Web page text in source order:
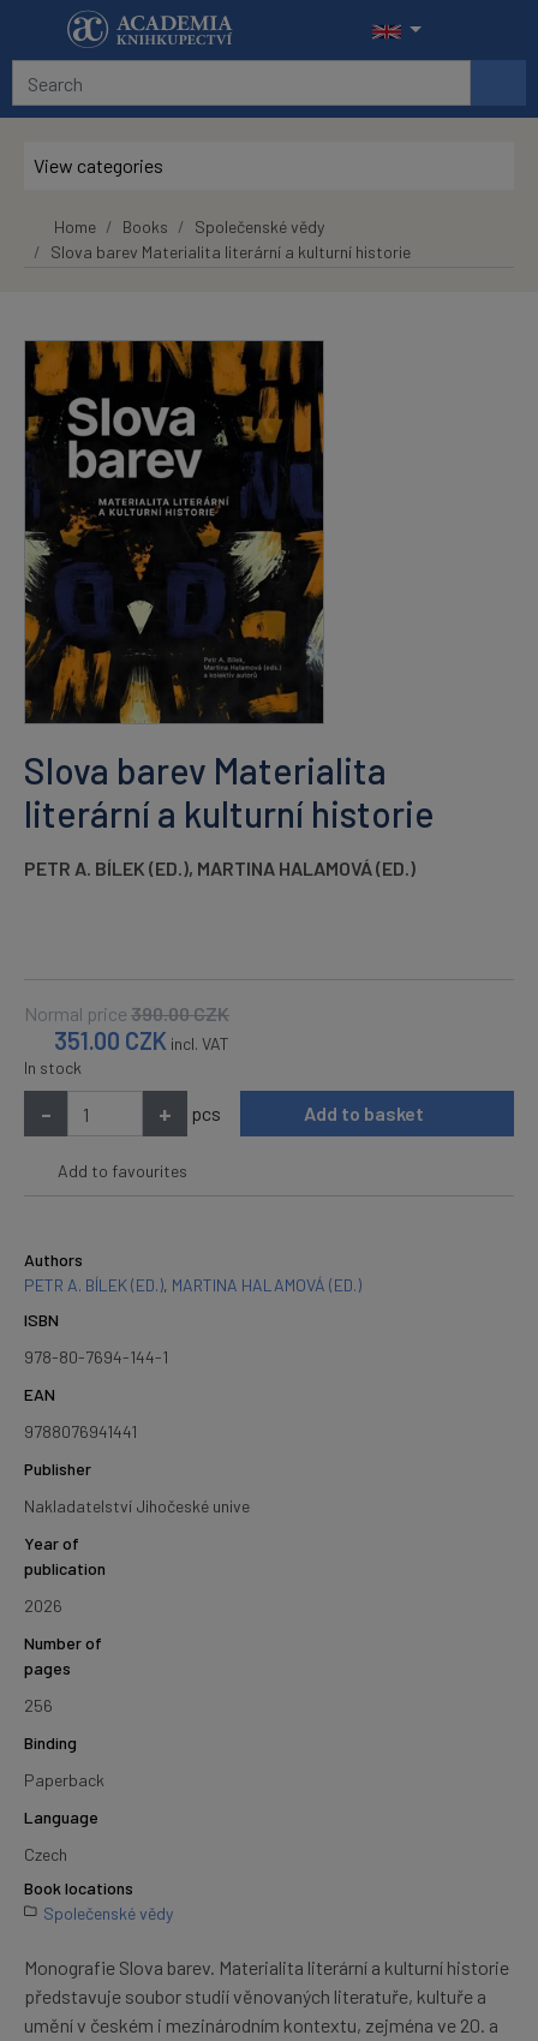
Skip to main content
View categories
Home Books
Společenské vědy
Slova barev Materialita literární a kulturní historie
Slova barev Materialita
literární a kulturní historie
PETR A. BÍLEK (ED.), MARTINA HALAMOVÁ (ED.)
Normal price 390.00CZK
351.00 CZK incl. VAT
In stock
- + pcs Add to basket
Add to favourites
Authors
PETR A. BÍLEK (ED.), MARTINA HALAMOVÁ (ED.)
ISBN
978-80-7694-144-1
EAN
9788076941441
Publisher
Nakladatelství Jihočeské unive
Year of
publication
2026
Number of
pages
256
Binding
Paperback
Language
Czech
Book locations
Společenské vědy
Monografie Slova barev. Materialita literární a kulturní historie
představuje soubor studií věnovaných literatuře, kultuře a
umění v českém i mezinárodním kontextu, zejména ve 20. a